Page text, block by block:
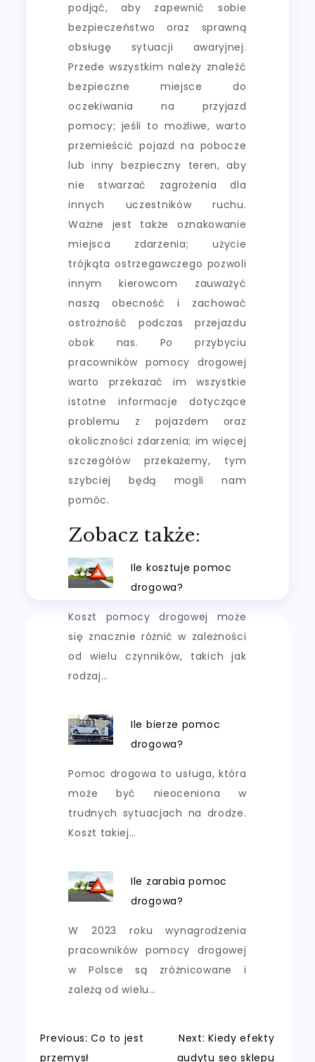
podjąć, aby zapewnić sobie
bezpieczeństwo oraz sprawną
obsługę sytuacji awaryjnej.
Przede wszystkim należy znaleźć
bezpieczne miejsce do
oczekiwania na przyjazd
pomocy; jeśli to możliwe, warto
przemieścić pojazd na pobocze
lub inny bezpieczny teren, aby
nie stwarzać zagrożenia dla
innych uczestników ruchu.
Ważne jest także oznakowanie
miejsca zdarzenia; użycie
trójkąta ostrzegawczego pozwoli
innym kierowcom zauważyć
naszą obecność i zachować
ostrożność podczas przejazdu
obok nas. Po przybyciu
pracowników pomocy drogowej
warto przekazać im wszystkie
istotne informacje dotyczące
problemu z pojazdem oraz
okoliczności zdarzenia; im więcej
szczegółów przekażemy, tym
szybciej będą mogli nam
pomóc.
Zobacz także:
Ile kosztuje pomoc
drogowa?
Koszt pomocy drogowej może
się znacznie różnić w zależności
od wielu czynników, takich jak
rodzaj…
Ile bierze pomoc
drogowa?
Pomoc drogowa to usługa, która
może być nieoceniona w
trudnych sytuacjach na drodze.
Koszt takiej…
Ile zarabia pomoc
drogowa?
W 2023 roku wynagrodzenia
pracowników pomocy drogowej
w Polsce są zróżnicowane i
zależą od wielu…
Nawigacja
Previous: Co to jest
przemysł
Next: Kiedy efekty
audytu seo sklepu